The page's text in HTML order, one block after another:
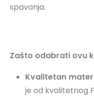
spavanja.
Zašto odabrati ovu
Kvalitetan
je od kvalitetnog